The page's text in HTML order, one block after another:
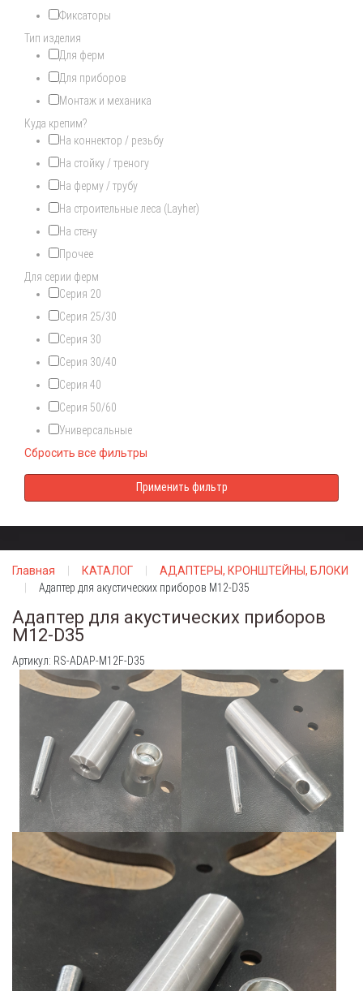
Фиксаторы
Тип изделия
Для ферм
Для приборов
Монтаж и механика
Куда крепим?
На коннектор / резьбу
На стойку / треногу
На ферму / трубу
На строительные леса (Layher)
На стену
Прочее
Для серии ферм
Серия 20
Серия 25/30
Серия 30
Серия 30/40
Серия 40
Серия 50/60
Универсальные
Сбросить все фильтры
Главная КАТАЛОГ
АДАПТЕРЫ, КРОНШТЕЙНЫ, БЛОКИ
Адаптер для акустических приборов M12-D35
Адаптер для акустических приборов
M12-D35
Артикул: RS-ADAP-M12F-D35